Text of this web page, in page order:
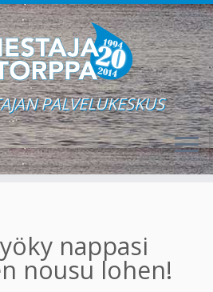
PALVELUKESKUS
nappasi
nousu lohen!